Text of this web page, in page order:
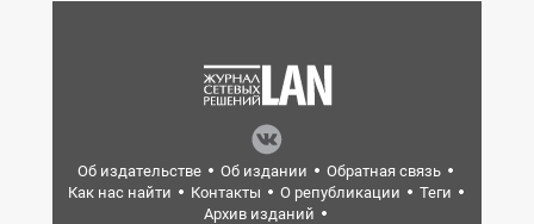
Об издательстве Об издании
Обратная связь
Как нас найти
Контакты О републикации
Теги
Архив изданий